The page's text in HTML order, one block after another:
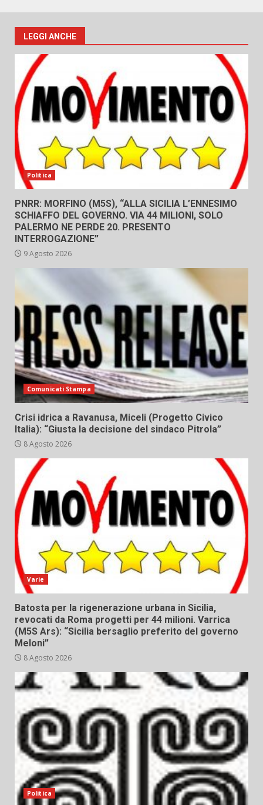
LEGGI ANCHE
Politica
PNRR: MORFINO (M5S), “ALLA SICILIA L’ENNESIMO
SCHIAFFO DEL GOVERNO. VIA 44 MILIONI, SOLO
PALERMO NE PERDE 20. PRESENTO
INTERROGAZIONE”
9 Agosto 2026
Comunicati Stampa
Crisi idrica a Ravanusa, Miceli (Progetto Civico
Italia): “Giusta la decisione del sindaco Pitrola”
8 Agosto 2026
Varie
Batosta per la rigenerazione urbana in Sicilia,
revocati da Roma progetti per 44 milioni. Varrica
(M5S Ars): “Sicilia bersaglio preferito del governo
Meloni”
8 Agosto 2026
Politica